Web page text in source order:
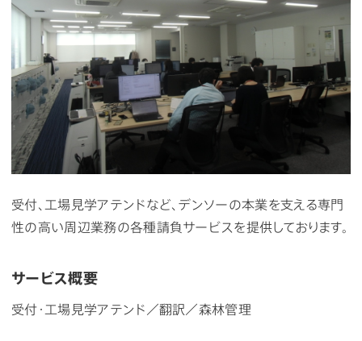
受付、工場見学アテンドなど、デンソーの本業を支える専門
性の高い周辺業務の各種請負サービスを提供しております。
サービス概要
受付・工場見学アテンド／翻訳／森林管理